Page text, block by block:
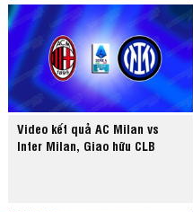
Video kết quả AC Milan vs
Inter Milan, Giao hữu CLB